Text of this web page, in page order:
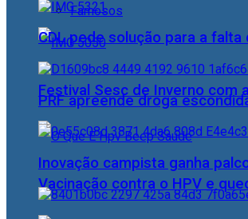
Famosos
Festival Sesc de Inverno com
Vacinação contra o HPV e
CDL pede solução para a
PRF apreende droga
Inovação campista ganha